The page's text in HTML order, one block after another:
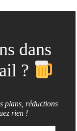
dans
?
plans, réductions
rien !